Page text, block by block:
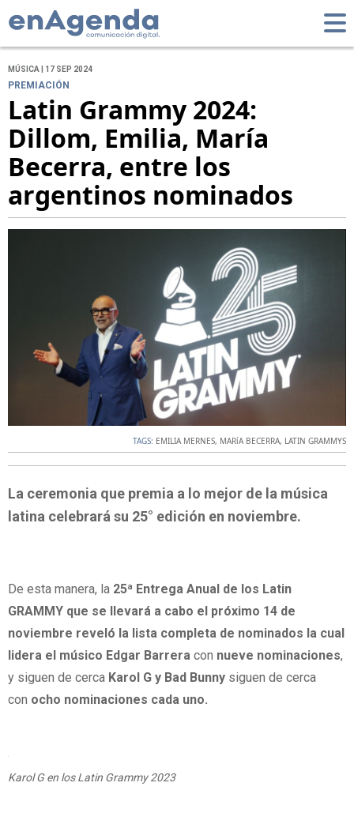
MÚSICA | 17 SEP 2024
PREMIACIÓN
Latin Grammy 2024:
Dillom, Emilia, María
Becerra, entre los
argentinos nominados
TAGS: EMILIA MERNES, MARíA BECERRA, LATIN GRAMMYS
La ceremonia que premia a lo mejor de la música
latina celebrará su 25° edición en noviembre.
De esta manera, la 25ª Entrega Anual de los Latin
GRAMMY que se llevará a cabo el próximo 14 de
noviembre reveló la lista completa de nominados la cual
lidera el músico Edgar Barrera con nueve nominaciones,
y siguen de cerca Karol G y Bad Bunny siguen de cerca
con ocho nominaciones cada uno.
Karol G en los Latin Grammy 2023